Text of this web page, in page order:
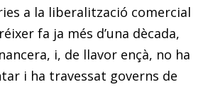
a la liberalització comercial
fa ja més d’una dècada,
i, de llavor ençà, no ha
i ha travessat governs de